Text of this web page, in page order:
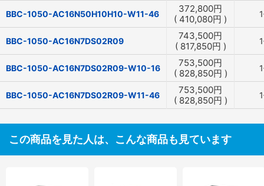
BBC-1050-AC16N50H10H10-W11-46 372,800円
( 410,080円 )
BBC-1050-AC16N7DS02R09 743,500円
( 817,850円 )
BBC-1050-AC16N7DS02R09-W10-16 753,500円
( 828,850円 )
BBC-1050-AC16N7DS02R09-W11-46 753,500円
( 828,850円 )
この商品を見た人は、こんな商品も見ています